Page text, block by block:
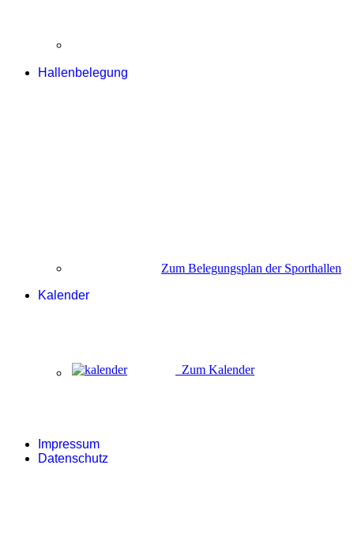
Hallenbelegung
Zum Belegungsplan der Sporthallen
Kalender
Zum Kalender
Impressum
Datenschutz